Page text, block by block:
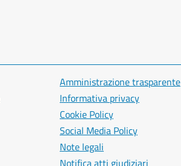
Amministrazione trasparente
Informativa privacy
Cookie Policy
Social Media Policy
Note legali